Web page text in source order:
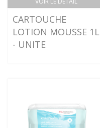
CARTOUCHE
LOTION MOUSSE 1L
- UNITE